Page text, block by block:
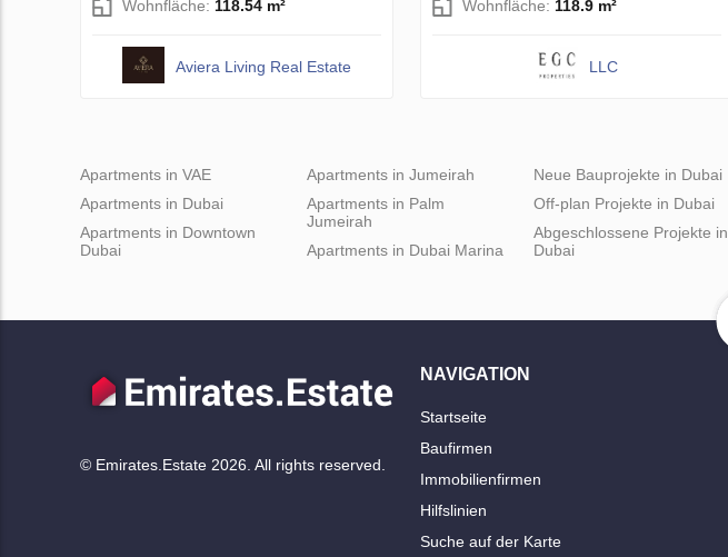
Wohnfläche: 118.54 m²
Aviera Living Real Estate
Wohnfläche: 118.9 m²
LLC
Apartments in VAE
Apartments in Dubai
Apartments in Downtown
Dubai
Apartments in Jumeirah
Apartments in Palm
Jumeirah
Apartments in Dubai Marina
Neue Bauprojekte in Dubai
Off-plan Projekte in Dubai
Abgeschlossene Projekte in
Dubai
© Emirates.Estate 2026. All rights reserved.
NAVIGATION
Startseite
Baufirmen
Immobilienfirmen
Hilfslinien
Suche auf der Karte